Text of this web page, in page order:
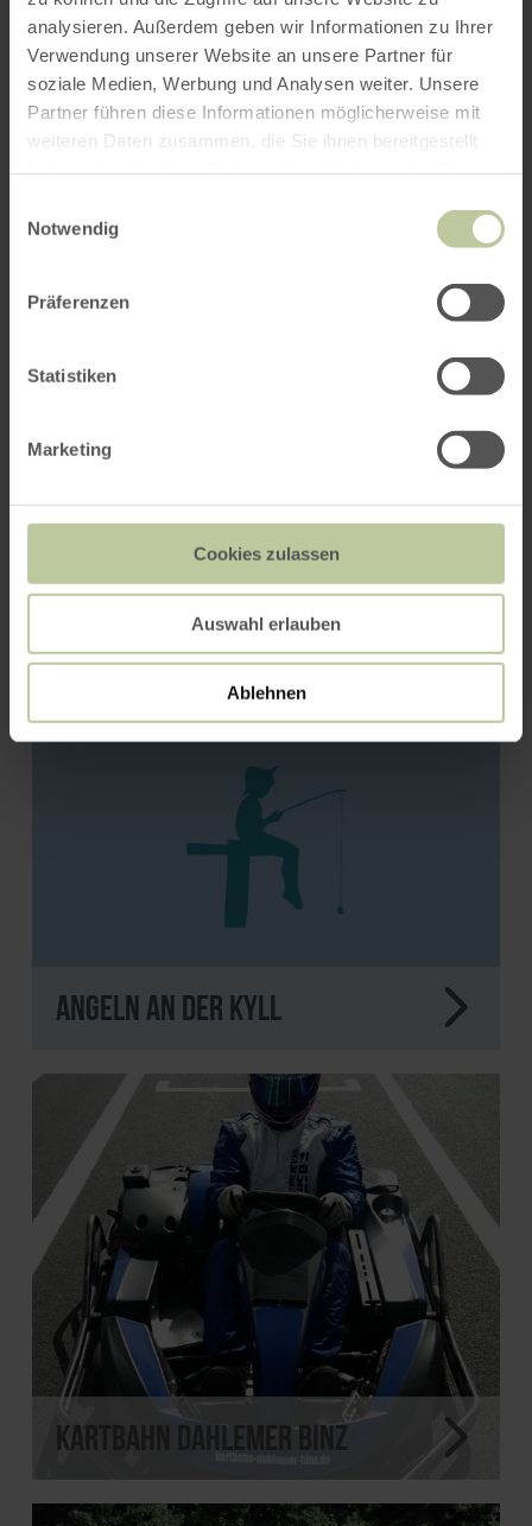
analysieren. Außerdem geben wir Informationen zu Ihrer
Verwendung unserer Website an unsere Partner für
soziale Medien, Werbung und Analysen weiter. Unsere
Partner führen diese Informationen möglicherweise mit
weiteren Daten zusammen, die Sie ihnen bereitgestellt
Notwendig
Präferenzen
Statistiken
Marketing
Cookies zulassen
Auswahl erlauben
Ablehnen
Das könnte Sie auch
interessieren
Cineplex Euskirchen
Angeln an der Kyll
Kartbahn Dahlemer Binz